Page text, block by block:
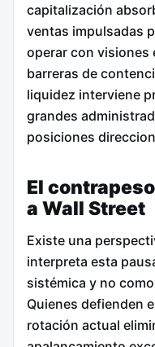
capitalización
ventas impulsadas
operar con visiones
barreras de
liquidez interviene
grandes
posiciones
El
a Wall Street
Existe una
interpreta esta
sistémica y no
Quienes defienden
rotación actual